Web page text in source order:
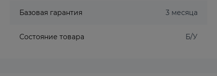
Базовая гарантия 3 месяца
Состояние товара Б/У